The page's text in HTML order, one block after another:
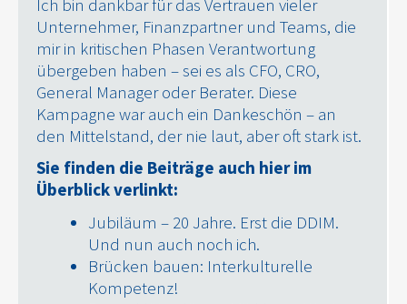
Unternehmer, Finanzpartner und Teams, die
mir in kritischen Phasen Verantwortung
übergeben haben – sei es als CFO, CRO,
General Manager oder Berater. Diese
Kampagne war auch ein Dankeschön – an
den Mittelstand, der nie laut, aber oft stark ist.
Sie finden die Beiträge auch hier im
Überblick verlinkt:
Jubiläum – 20 Jahre. Erst die DDIM.
Und nun auch noch ich.
Brücken bauen: Interkulturelle
Kompetenz!